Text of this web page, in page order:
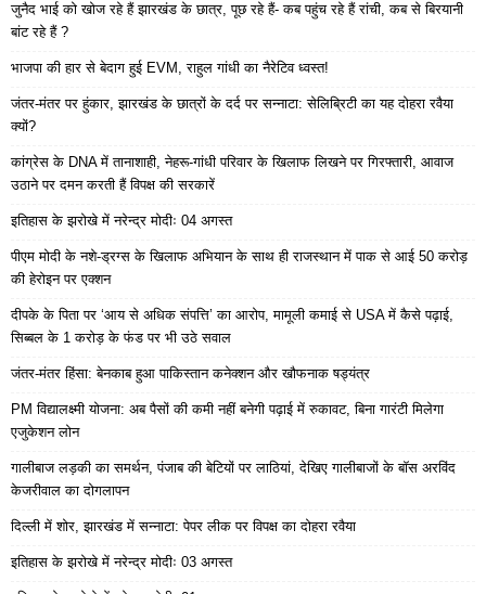
जुनैद भाई को खोज रहे हैं झारखंड के छात्र, पूछ रहे हैं- कब पहुंच रहे हैं रांची, कब से बिरयानी
बांट रहे हैं ?
भाजपा की हार से बेदाग हुई EVM, राहुल गांधी का नैरेटिव ध्वस्त!
जंतर-मंतर पर हुंकार, झारखंड के छात्रों के दर्द पर सन्नाटा: सेलिब्रिटी का यह दोहरा रवैया
क्यों?
कांग्रेस के DNA में तानाशाही, नेहरू-गांधी परिवार के खिलाफ लिखने पर गिरफ्तारी, आवाज
उठाने पर दमन करती हैं विपक्ष की सरकारें
इतिहास के झरोखे में नरेन्द्र मोदीः 04 अगस्त
पीएम मोदी के नशे-ड्रग्स के खिलाफ अभियान के साथ ही राजस्थान में पाक से आई 50 करोड़
की हेरोइन पर एक्शन
दीपके के पिता पर ‘आय से अधिक संपत्ति’ का आरोप, मामूली कमाई से USA में कैसे पढ़ाई,
सिब्बल के 1 करोड़ के फंड पर भी उठे सवाल
जंतर-मंतर हिंसा: बेनकाब हुआ पाकिस्तान कनेक्शन और खौफनाक षड्यंत्र
PM विद्यालक्ष्मी योजना: अब पैसों की कमी नहीं बनेगी पढ़ाई में रुकावट, बिना गारंटी मिलेगा
एजुकेशन लोन
गालीबाज लड़की का समर्थन, पंजाब की बेटियों पर लाठियां, देखिए गालीबाजों के बॉस अरविंद
केजरीवाल का दोगलापन
दिल्ली में शोर, झारखंड में सन्नाटा: पेपर लीक पर विपक्ष का दोहरा रवैया
इतिहास के झरोखे में नरेन्द्र मोदीः 03 अगस्त